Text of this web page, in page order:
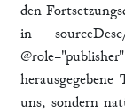
den
in
uns, sondern